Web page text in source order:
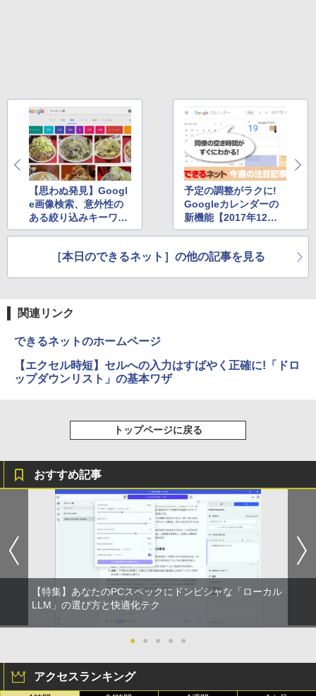
【思わぬ発見】Googl
e画像検索、意外性の
ある絞り込みキーワー
ドが利用可能に
予定の調整がラクに!
Googleカレンダーの
新機能【2017年12月1
4日～12月20日の注目
［本日のできるネット］の他の記事を見る
関連リンク
できるネットのホームページ
【エクセル時短】セルへの入力はすばやく正確に!「ドロ
ップダウンリスト」の基本ワザ
トップページに戻る
おすすめ記事
【特集】あなたのPCスペックにドンピシャな「ローカル
LLM」の選び方と快適化テク
● ● ● ● ●
アクセスランキング